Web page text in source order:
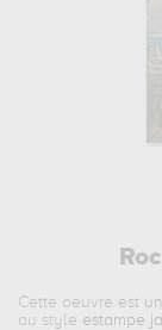
Cette oeuvre est
au style estampe